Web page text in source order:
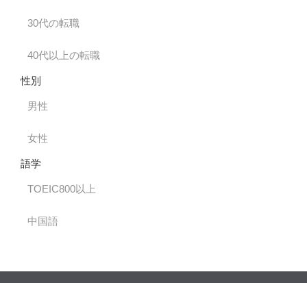
30代の転職
40代以上の転職
性別
男性
女性
語学
TOEIC800以上
中国語